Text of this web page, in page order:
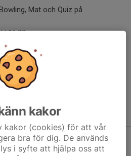
Mat och Quiz på
16.00.
inbokade
kakor
kakor (cookies) för att vår
bra för dig. De används
i syfte att hjälpa oss att